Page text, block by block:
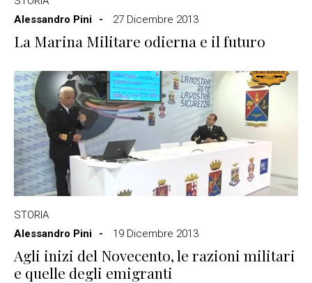
Alessandro Pini
27 Dicembre 2013
La Marina Militare odierna e il futuro
STORIA
Alessandro Pini
19 Dicembre 2013
Agli inizi del Novecento, le razioni militari
e quelle degli emigranti